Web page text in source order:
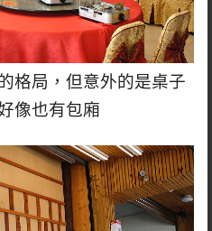
格局，但意外的是桌子
像也有包廂